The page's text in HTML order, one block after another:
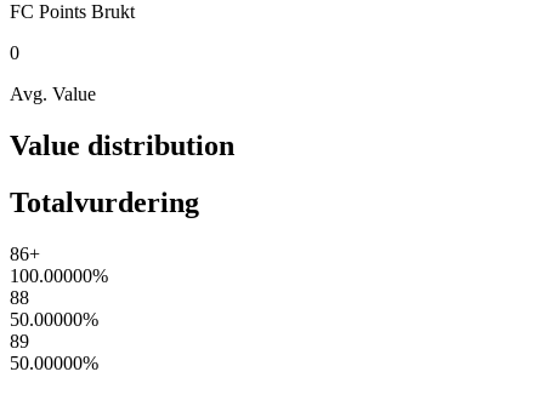
FC Points Brukt
0
Avg. Value
Value distribution
Totalvurdering
86+
100.00000%
88
50.00000%
89
50.00000%